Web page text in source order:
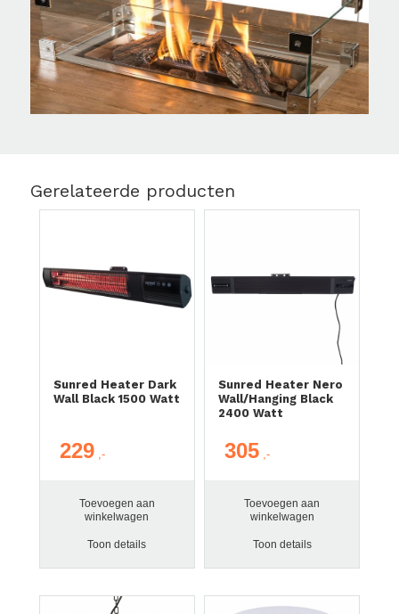
Gerelateerde producten
Sunred Heater Dark
Wall Black 1500 Watt
229
Toevoegen aan
winkelwagen
Toon details
Sunred Heater Nero
Wall/Hanging Black
2400 Watt
305
Toevoegen aan
winkelwagen
Toon details